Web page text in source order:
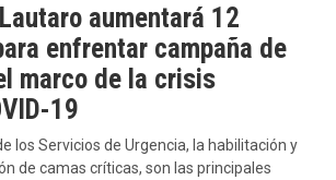
aumentará 12
enfrentar campaña de
marco de la crisis
19
los Servicios de Urgencia, la habilitación y
de camas críticas, son las principales